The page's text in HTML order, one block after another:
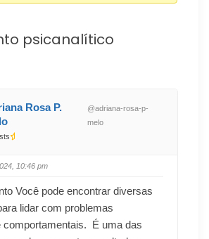
psicanalítico
Rosa P.
@adriana-rosa-p-
melo
10:46 pm
Você pode encontrar diversas
lidar com problemas
comportamentais. É uma das